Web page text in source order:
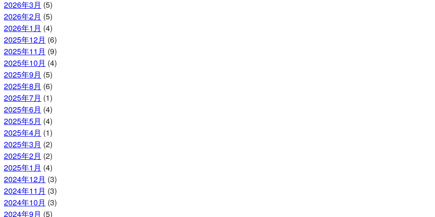
2026年3月 (5)
2026年2月 (5)
2026年1月 (4)
2025年12月 (6)
2025年11月 (9)
2025年10月 (4)
2025年9月 (5)
2025年8月 (6)
2025年7月 (1)
2025年6月 (4)
2025年5月 (4)
2025年4月 (1)
2025年3月 (2)
2025年2月 (2)
2025年1月 (4)
2024年12月 (3)
2024年11月 (3)
2024年10月 (3)
2024年9月 (5)